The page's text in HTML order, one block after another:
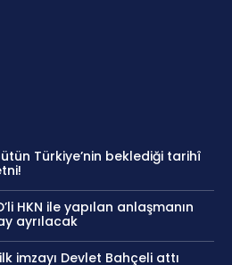
Türkiye’nin beklediği tarihî
HKN ile yapılan anlaşmanın
ayrılacak
imzayı Devlet Bahçeli attı